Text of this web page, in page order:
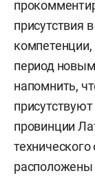
присутствия
период
напомнить,
провинции
расположены